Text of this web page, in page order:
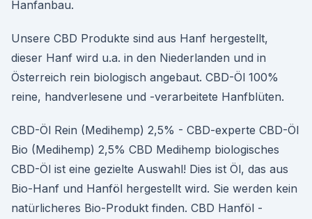
Hanfanbau.
Unsere CBD Produkte sind aus Hanf hergestellt,
dieser Hanf wird u.a. in den Niederlanden und in
Österreich rein biologisch angebaut. CBD-Öl 100%
reine, handverlesene und -verarbeitete Hanfblüten.
CBD-Öl Rein (Medihemp) 2,5% - CBD-experte CBD-Öl
Bio (Medihemp) 2,5% CBD Medihemp biologisches
CBD-Öl ist eine gezielte Auswahl! Dies ist Öl, das aus
Bio-Hanf und Hanföl hergestellt wird. Sie werden kein
natürlicheres Bio-Produkt finden. CBD Hanföl -